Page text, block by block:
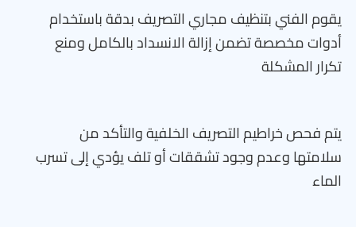
يقوم الفني بتنظيف مجاري التصريف بدقة باستخدام
أدوات مخصصة تضمن إزالة الانسداد بالكامل ومنع
تكرار المشكلة
يتم فحص خراطيم التصريف الخلفية والتأكد من
سلامتها وعدم وجود تشققات أو تلف يؤدي إلى تسرب
الماء